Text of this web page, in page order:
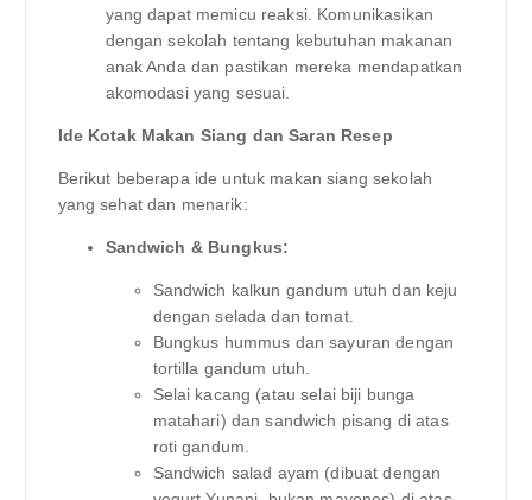
yang dapat memicu reaksi. Komunikasikan
dengan sekolah tentang kebutuhan makanan
anak Anda dan pastikan mereka mendapatkan
akomodasi yang sesuai.
Ide Kotak Makan Siang dan Saran Resep
Berikut beberapa ide untuk makan siang sekolah
yang sehat dan menarik:
Sandwich & Bungkus:
Sandwich kalkun gandum utuh dan keju
dengan selada dan tomat.
Bungkus hummus dan sayuran dengan
tortilla gandum utuh.
Selai kacang (atau selai biji bunga
matahari) dan sandwich pisang di atas
roti gandum.
Sandwich salad ayam (dibuat dengan